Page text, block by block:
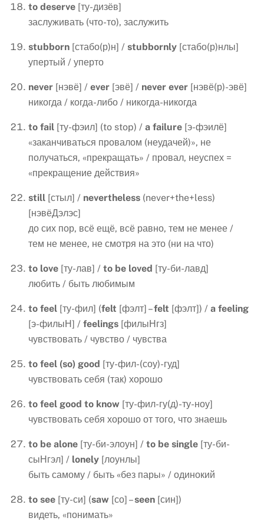
to deserve [ту-дизёв]
заслуживать (что-то), заслужить
stubborn [стабо(р)н] / stubbornly [стабо(р)нлы]
упертый / уперто
never [нэвё] / ever [эвё] / never ever [нэвё(р)-эвё]
никогда / когда-либо / никогда-никогда
to fail [ту-фэил] (to stop) / a failure [э-фэилё]
«заканчиваться провалом (неудачей)», не
получаться, «прекращать» / провал, неуспех =
«прекращение действия»
still [стыл] / nevertheless (never+the+less)
[нэвёДэлэс]
до сих пор, всё ещё, всё равно, тем не менее /
тем не менее, не смотря на это (ни на что)
to love [ту-лав] / to be loved [ту-би-лавд]
любить / быть любимым
to feel [ту-фил] (felt [фэлт] –felt [фэлт]) / a feeling
[э-филыН] / feelings [филыНгз]
чувствовать / чувство / чувства
to feel (so) good [ту-фил-(соу)-гуд]
чувствовать себя (так) хорошо
to feel good to know [ту-фил-гу(д)-ту-ноу]
чувствовать себя хорошо от того, что знаешь
to be alone [ту-би-элоун] / to be single [ту-би-
сыНгэл] / lonely [лоунлы]
быть самому / быть «без пары» / одинокий
to see [ту-си] (saw [со] –seen [син])
видеть, «понимать»